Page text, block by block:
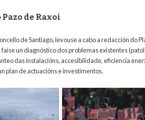
de Raxoi
de Santiago, levouse a cabo a redacción do
un diagnóstico dos problemas existentes
das instalacións, accesibilidade, eficiencia
plan de actuacións e investimentos.